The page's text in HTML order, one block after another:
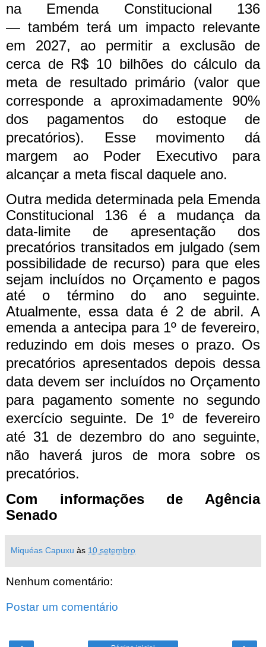
na Emenda Constitucional 136
— também terá um impacto relevante
em 2027, ao permitir a exclusão de
cerca de R$ 10 bilhões do cálculo da
meta de resultado primário (valor que
corresponde a aproximadamente 90%
dos pagamentos do estoque de
precatórios). Esse movimento dá
margem ao Poder Executivo para
alcançar a meta fiscal daquele ano.
Outra medida determinada pela Emenda
Constitucional 136 é a mudança da
data-limite de apresentação dos
precatórios transitados em julgado (sem
possibilidade de recurso) para que eles
sejam incluídos no Orçamento e pagos
até o término do ano seguinte.
Atualmente, essa data é 2 de abril. A
emenda a antecipa para 1º de fevereiro,
reduzindo em dois meses o prazo. Os
precatórios apresentados depois dessa
data devem ser incluídos no Orçamento
para pagamento somente no segundo
exercício seguinte. De 1º de fevereiro
até 31 de dezembro do ano seguinte,
não haverá juros de mora sobre os
precatórios.
Com informações de Agência
Senado
Miquéas Capuxu às 10 setembro
Nenhum comentário:
Postar um comentário